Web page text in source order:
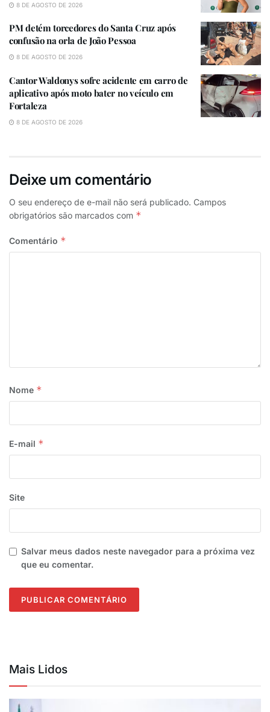
Com o agravamento da situação, houve troca de tiros
e correria na localidade. Para conter o avanço dos
dá acesso ao bairro de Jaguaribe, foi necessária a
atuação do Batalhão de Choque.
Durante o confronto, foram registrados episódios de
detidas pelas forças de segurança.
A Polícia Militar segue monitorando a área, e o caso
deve ser investigado. Novas informações devem ser
8 DE AGOSTO DE 2026
PM detém torcedores do Santa Cruz após
confusão na orla de João Pessoa
8 DE AGOSTO DE 2026
Cantor Waldonys sofre acidente em carro de
aplicativo após moto bater no veículo em
Fortaleza
8 DE AGOSTO DE 2026
Deixe um comentário
O seu endereço de e-mail não será publicado. Campos
obrigatórios são marcados com *
Comentário *
Nome *
E-mail *
Site
Salvar meus dados neste navegador para a próxima vez
que eu comentar.
Mais Lidos